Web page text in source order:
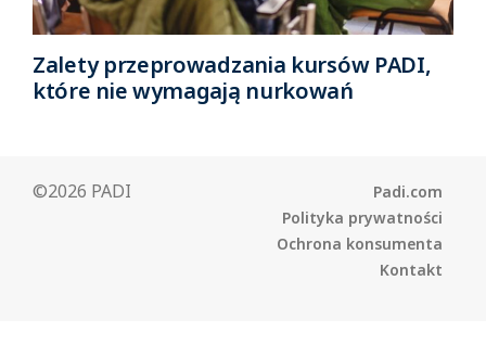
Zalety przeprowadzania kursów PADI,
które nie wymagają nurkowań
©2026 PADI
Padi.com
Polityka prywatności
Ochrona konsumenta
Kontakt